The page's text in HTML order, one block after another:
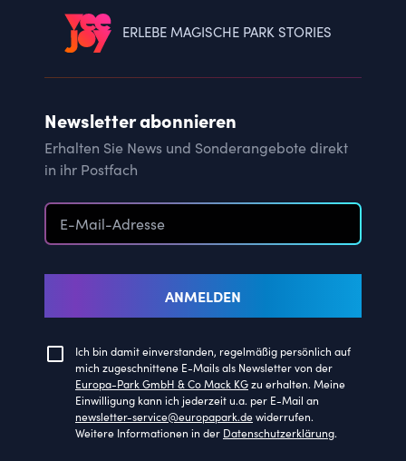
ERLEBE MAGISCHE PARK STORIES
Newsletter abonnieren
Erhalten Sie News und Sonderangebote direkt
in ihr Postfach
ANMELDEN
Ich bin damit einverstanden, regelmäßig persönlich auf
mich zugeschnittene E-Mails als Newsletter von der
Europa-Park GmbH & Co Mack KGzu erhalten. Meine
Einwilligung kann ich jederzeit u.a. per E-Mail an
newsletter-service@europapark.dewiderrufen.
Weitere Informationen in der Datenschutzerklärung.